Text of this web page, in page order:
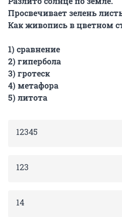
Просвечивает зелень
Как живопись в цветном
1) сравнение
2) гипербола
3) гротеск
4) метафора
5) литота
12345
123
14